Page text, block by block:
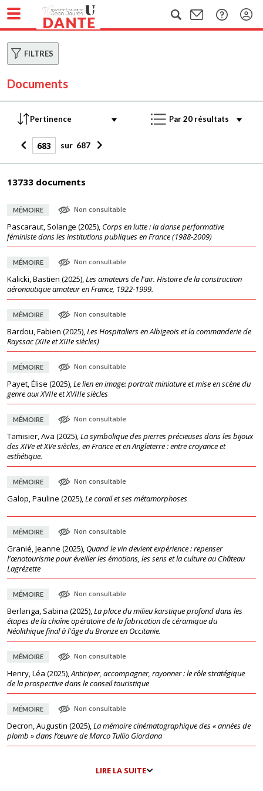
FILTRES
Documents
sur 687
13733 documents
MÉMOIRE Non consultable
Pascaraut, Solange (2025), Corps en lutte : la danse performative
féministe dans les institutions publiques en France (1988-2009)
MÉMOIRE Non consultable
Kalicki, Bastien (2025),Les amateurs de l'air. Histoire de la construction
aéronautique amateur en France, 1922-1999.
MÉMOIRE Non consultable
Bardou, Fabien (2025),Les Hospitaliers en Albigeois et la commanderie de
Rayssac (XIIe et XIIIe siècles)
MÉMOIRE Non consultable
Payet, Élise (2025),Le lien en image: portrait miniature et mise en scène du
genre aux XVIIe et XVIIIe siècles
MÉMOIRE Non consultable
Tamisier, Ava (2025),La symbolique des pierres précieuses dans les bijoux
des XIVe et XVe siècles, en France et en Angleterre : entre croyance et
esthétique.
MÉMOIRE Non consultable
Galop, Pauline (2025),Le corail et ses métamorphoses
MÉMOIRE Non consultable
Granié, Jeanne (2025), Quand le vin devient expérience : repenser
l'œnotourisme pour éveiller les émotions, les sens et la culture au Château
Lagrézette
MÉMOIRE Non consultable
Berlanga, Sabina (2025),La place du milieu karstique profond dans les
étapes de la chaîne opératoire de la fabrication de céramique du
Néolithique final à l'âge du Bronze en Occitanie.
MÉMOIRE Non consultable
Henry, Léa (2025),Anticiper, accompagner, rayonner : le rôle stratégique
de la prospective dans le conseil touristique
MÉMOIRE Non consultable
Decron, Augustin (2025),La mémoire cinématographique des « années de
plomb » dans l’œuvre de Marco Tullio Giordana
LIRE LA SUITE